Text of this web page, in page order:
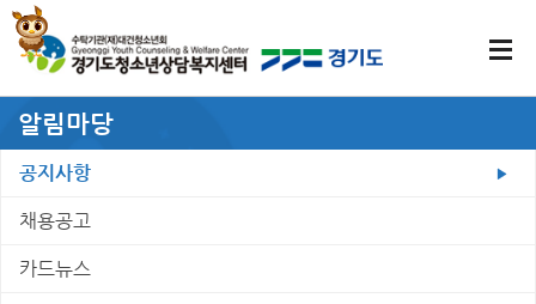
알림마당
공지사항
채용공고
카드뉴스